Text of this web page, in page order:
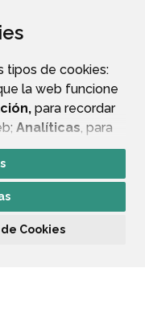
tipos de cookies:
la web funcione
para recordar
Analíticas, para
y sus servicios.
todas”
Si pulsa el botón
técnicas
Cookies